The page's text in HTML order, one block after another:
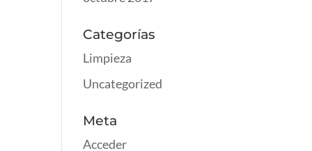
Categorías
Limpieza
Uncategorized
Meta
Acceder